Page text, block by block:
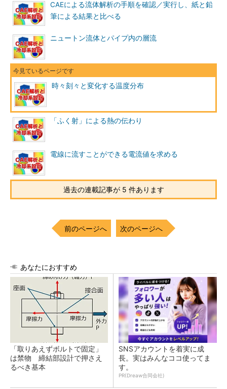
CAEによる流体解析の手順を確認／実行し、紙と鉛
筆による結果と比べる
ニュートン流体とパイプ内の層流
時々刻々と変化する温度分布
「ふく射」による熱の伝わり
電線に流すことができる電流値を求める
過去の連載記事が 5 件あります
前のページへ 次のページへ
あなたにおすすめ
「取りあえずボルトで固定」
は禁物 締結部設計で押さえ
るべき基本
SNSアカウントを着実に成
長。実はみんなココ使ってま
す。
PR(Dreaw合同会社)